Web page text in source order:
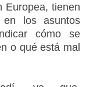
Europea, tienen
en los asuntos
cómo se
o qué está mal